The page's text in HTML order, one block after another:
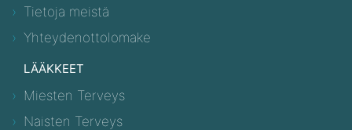
Tietoja meistä
Yhteydenottolomake
LÄÄKKEET
Miesten Terveys
Naisten Terveys